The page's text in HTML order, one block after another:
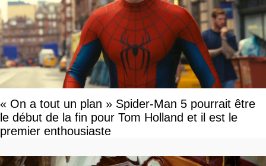
« On a tout un plan » Spider-Man 5 pourrait être
le début de la fin pour Tom Holland et il est le
premier enthousiaste